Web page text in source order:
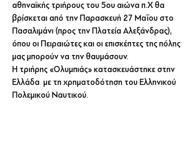
αθηναϊκής τριήρους του 5ου αιώνα π.Χ θα
βρίσκεται από την Παρασκευή 27 Μαΐου στο
Πασαλιμάνι (προς την Πλατεία Αλεξάνδρας),
όπου οι Πειραιώτες και οι επισκέπτες της πόλης
μας μπορούν να την θαυμάσουν.
Η τριήρης «Ολυμπιάς» κατασκευάστηκε στην
Ελλάδα  με τη χρηματοδότηση του Ελληνικού
Πολεμικού Ναυτικού.